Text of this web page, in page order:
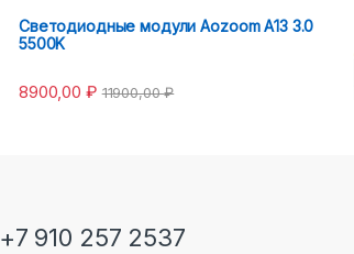
Светодиодные модули Aozoom A13 3.0
5500K
8900,00 ₽ 11900,00₽
+7 910 257 2537